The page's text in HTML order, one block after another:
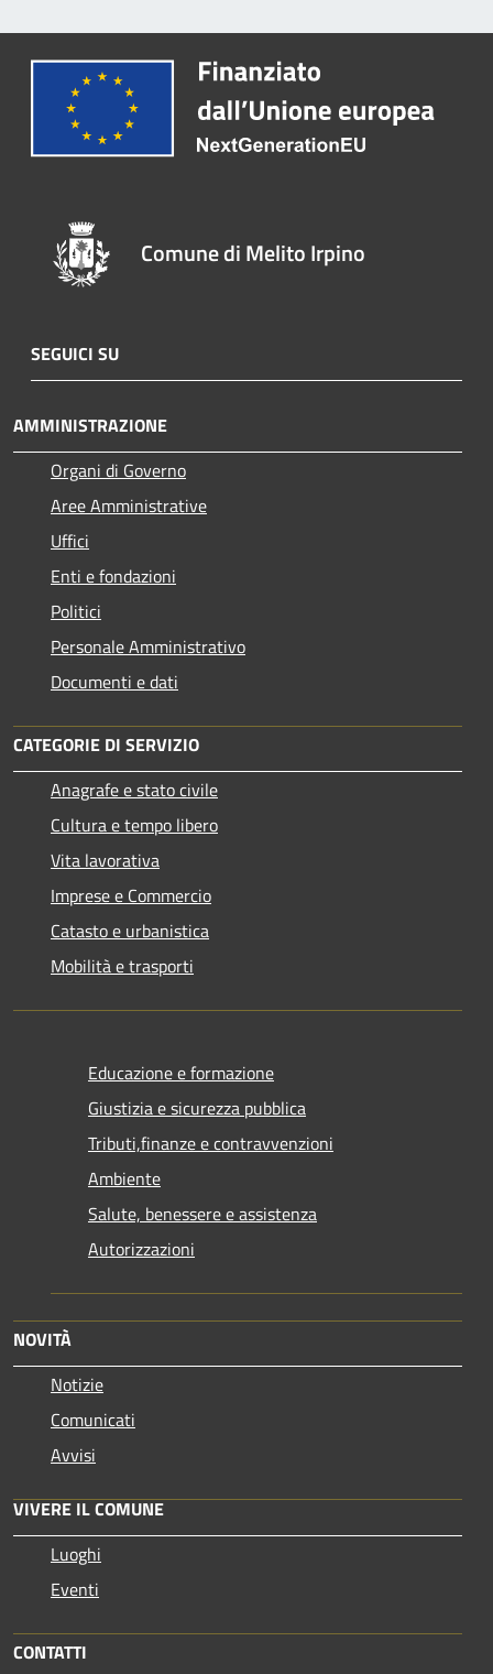
Comune di Melito Irpino
SEGUICI SU
AMMINISTRAZIONE
Organi di Governo
Aree Amministrative
Uffici
Enti e fondazioni
Politici
Personale Amministrativo
Documenti e dati
CATEGORIE DI SERVIZIO
Anagrafe e stato civile
Cultura e tempo libero
Vita lavorativa
Imprese e Commercio
Catasto e urbanistica
Mobilità e trasporti
Educazione e formazione
Giustizia e sicurezza pubblica
Tributi,finanze e contravvenzioni
Ambiente
Salute, benessere e assistenza
Autorizzazioni
NOVITÀ
Notizie
Comunicati
Avvisi
VIVERE IL COMUNE
Luoghi
Eventi
CONTATTI